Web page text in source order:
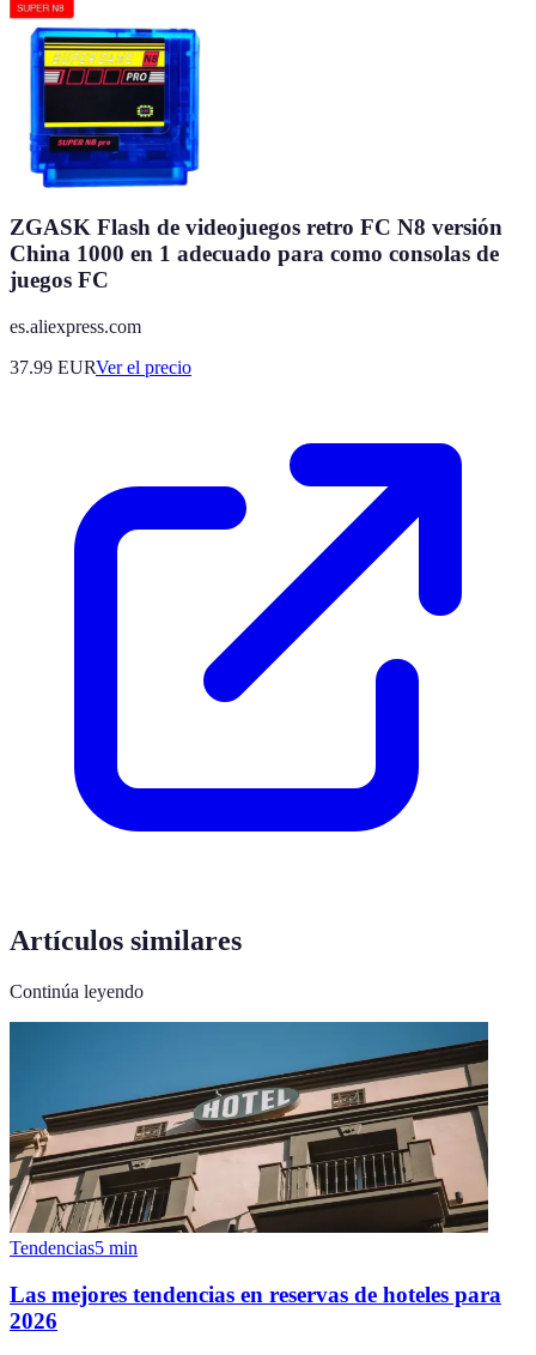
ZGASK Flash de videojuegos retro FC N8 versión
China 1000 en 1 adecuado para como consolas de
juegos FC
es.aliexpress.com
37.99 EURVer el precio
Artículos similares
Continúa leyendo
Tendencias5 min
Las mejores tendencias en reservas de hoteles para
2026